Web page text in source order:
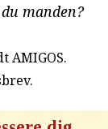
manden?
AMIGOS.
.